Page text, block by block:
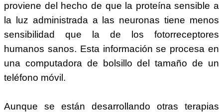
proviene del hecho de que la proteína sensible a
la luz administrada a las neuronas tiene menos
sensibilidad que la de los fotorreceptores
humanos sanos. Esta información se procesa en
una computadora de bolsillo del tamaño de un
teléfono móvil.
Aunque se están desarrollando otras terapias